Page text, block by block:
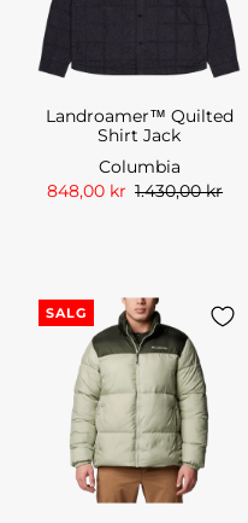
Landroamer™ Quilted
Shirt Jack
Columbia
848,00 kr 1.430,00 kr
SALG